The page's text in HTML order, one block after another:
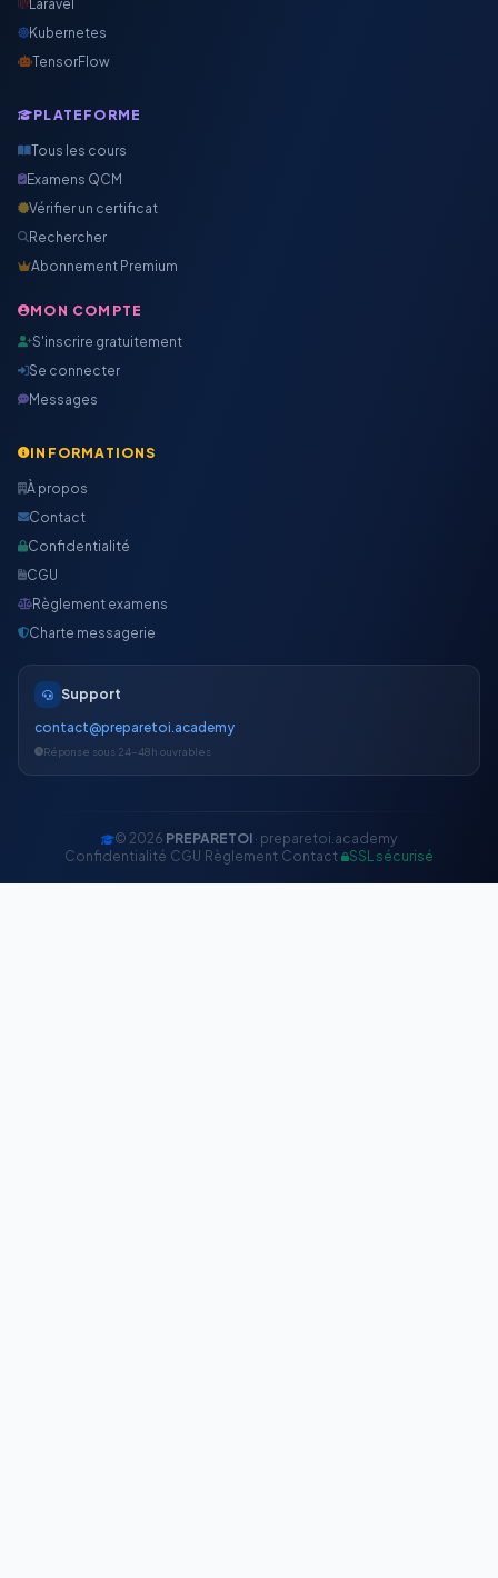
Laravel
Kubernetes
TensorFlow
PLATEFORME
Tous les cours
Examens QCM
Vérifier un certificat
Rechercher
Abonnement Premium
MON COMPTE
S'inscrire gratuitement
Se connecter
Messages
INFORMATIONS
À propos
Contact
Confidentialité
CGU
Règlement examens
Charte messagerie
Support
contact@preparetoi.academy
Réponse sous 24-48h ouvrables
© 2026 PREPARETOI · preparetoi.academy
Confidentialité CGU Règlement Contact SSL sécurisé